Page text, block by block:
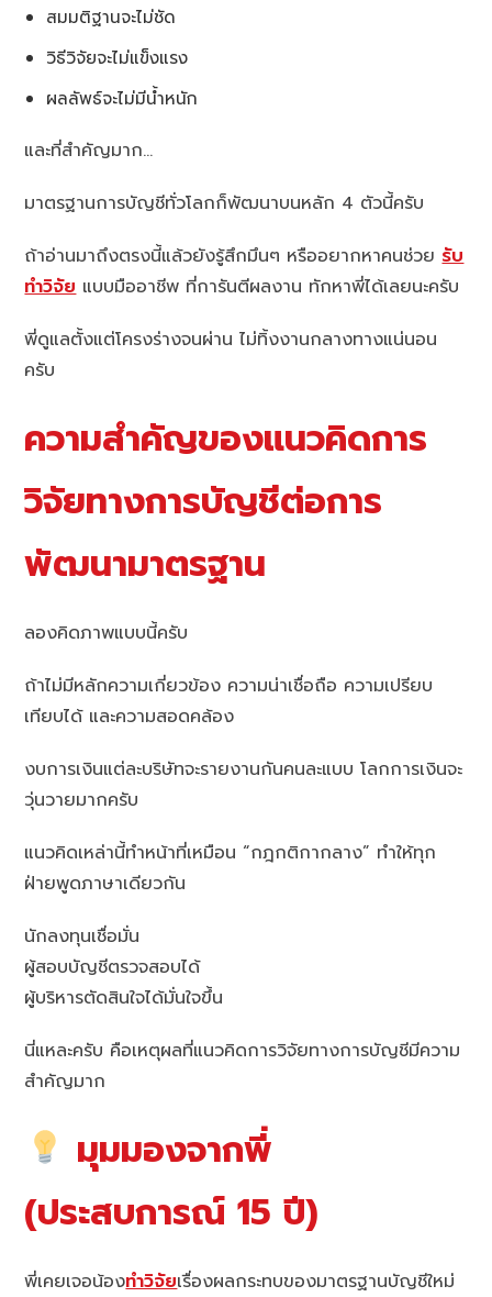
สมมติฐานจะไม่ชัด
วิธีวิจัยจะไม่แข็งแรง
ผลลัพธ์จะไม่มีน้ำหนัก
และที่สำคัญมาก…
มาตรฐานการบัญชีทั่วโลกก็พัฒนาบนหลัก 4 ตัวนี้ครับ
ถ้าอ่านมาถึงตรงนี้แล้วยังรู้สึกมึนๆ หรืออยากหาคนช่วยรับ
ทำวิจัยแบบมืออาชีพ ที่การันตีผลงาน ทักหาพี่ได้เลยนะครับ
พี่ดูแลตั้งแต่โครงร่างจนผ่าน ไม่ทิ้งงานกลางทางแน่นอน
ครับ
ความสำคัญของแนวคิดการ
วิจัยทางการบัญชีต่อการ
พัฒนามาตรฐาน
ลองคิดภาพแบบนี้ครับ
ถ้าไม่มีหลักความเกี่ยวข้อง ความน่าเชื่อถือ ความเปรียบ
เทียบได้ และความสอดคล้อง
งบการเงินแต่ละบริษัทจะรายงานกันคนละแบบ โลกการเงินจะ
วุ่นวายมากครับ
แนวคิดเหล่านี้ทำหน้าที่เหมือน “กฎกติกากลาง” ทำให้ทุก
ฝ่ายพูดภาษาเดียวกัน
นักลงทุนเชื่อมั่น
ผู้สอบบัญชีตรวจสอบได้
ผู้บริหารตัดสินใจได้มั่นใจขึ้น
นี่แหละครับ คือเหตุผลที่แนวคิดการวิจัยทางการบัญชีมีความ
สำคัญมาก
มุมมองจากพี่
(ประสบการณ์ 15 ปี)
พี่เคยเจอน้องทำวิจัยเรื่องผลกระทบของมาตรฐานบัญชีใหม่